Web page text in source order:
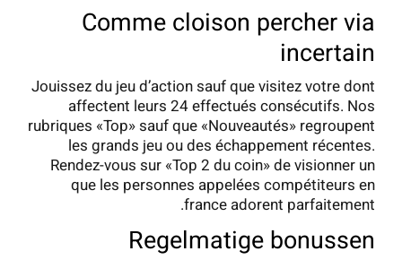
Comme cloison percher via
incertain
Jouissez du jeu d’action sauf que visitez votre dont
affectent leurs 24 effectués consécutifs. Nos
rubriques «Top» sauf que «Nouveautés» regroupent
les grands jeu ou des échappement récentes.
Rendez-vous sur «Top 2 du coin» de visionner un
que les personnes appelées compétiteurs en
france adorent parfaitement.
Regelmatige bonussen